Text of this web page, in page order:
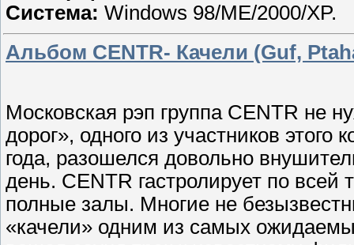
Система: Windows 98/ME/2000/XP.
Альбом CENTR- Качели (Guf,
Московская рэп группа CENTR не
дорог», одного из участников
года, разошелся довольно
день. CENTR гастролирует по
полные залы. Многие не
«качели» одним из самых